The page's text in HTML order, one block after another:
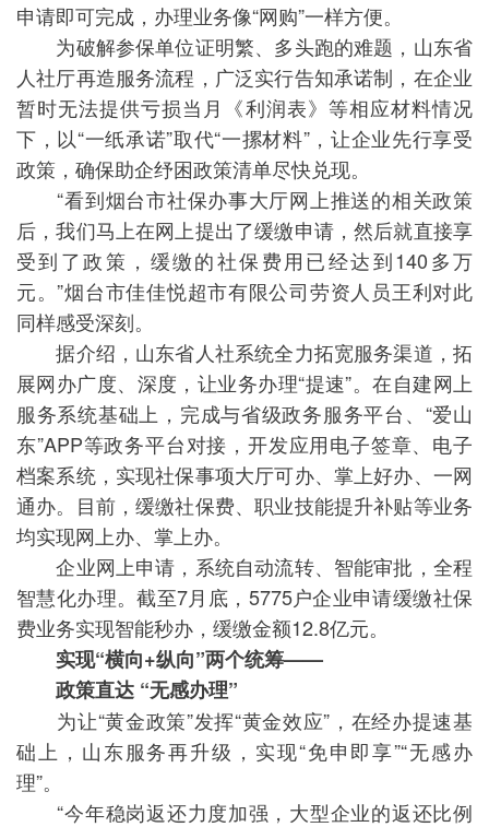
申请即可完成，办理业务像“网购”一样方便。
为破解参保单位证明繁、多头跑的难题，山东省
人社厅再造服务流程，广泛实行告知承诺制，在企业
暂时无法提供亏损当月《利润表》等相应材料情况
下，以“一纸承诺”取代“一摞材料”，让企业先行享受
政策，确保助企纾困政策清单尽快兑现。
“看到烟台市社保办事大厅网上推送的相关政策
后，我们马上在网上提出了缓缴申请，然后就直接享
受到了政策，缓缴的社保费用已经达到140多万
元。”烟台市佳佳悦超市有限公司劳资人员王利对此
同样感受深刻。
据介绍，山东省人社系统全力拓宽服务渠道，拓
展网办广度、深度，让业务办理“提速”。在自建网上
服务系统基础上，完成与省级政务服务平台、“爱山
东”APP等政务平台对接，开发应用电子签章、电子
档案系统，实现社保事项大厅可办、掌上好办、一网
通办。目前，缓缴社保费、职业技能提升补贴等业务
均实现网上办、掌上办。
企业网上申请，系统自动流转、智能审批，全程
智慧化办理。截至7月底，5775户企业申请缓缴社保
费业务实现智能秒办，缓缴金额12.8亿元。
实现“横向+纵向”两个统筹——
政策直达 “无感办理”
为让“黄金政策”发挥“黄金效应”，在经办提速基
础上，山东服务再升级，实现“免申即享”“无感办
理”。
“今年稳岗返还力度加强，大型企业的返还比例